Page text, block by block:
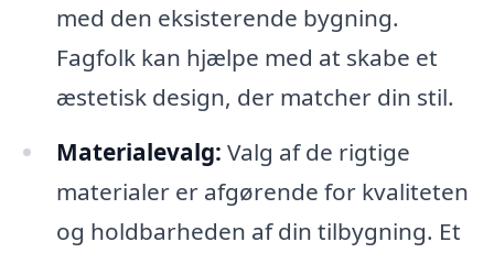
med den eksisterende bygning.
Fagfolk kan hjælpe med at skabe et
æstetisk design, der matcher din stil.
Materialevalg: Valg af de rigtige
materialer er afgørende for kvaliteten
og holdbarheden af din tilbygning. Et